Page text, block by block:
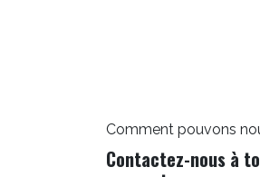
Comment pouvons
Contactez-nous à